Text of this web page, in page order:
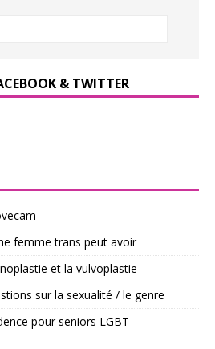
& TWITTER
femme trans peut avoir
et la vulvoplastie
sur la sexualité / le genre
pour seniors LGBT